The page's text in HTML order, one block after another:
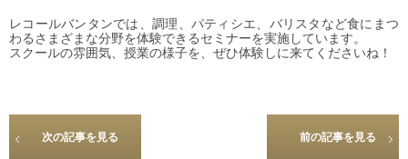
レコールバンタンでは、調理、パティシエ、バリスタなど食にまつ
わるさまざまな分野を体験できるセミナーを実施しています。
スクールの雰囲気、授業の様子を、ぜひ体験しに来てくださいね！
次の記事を見る 前の記事を見る